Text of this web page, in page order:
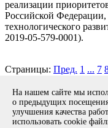
реализации
Российской
технологического
2019-05-579-0001).
Страницы: Пред. 1 ... 7
Copyright © 1994-
Солженицына, дом 25.
Разработка
Продолжая
На нашем сайте мы
о предыдущих
улучшения качества
использовать cookie